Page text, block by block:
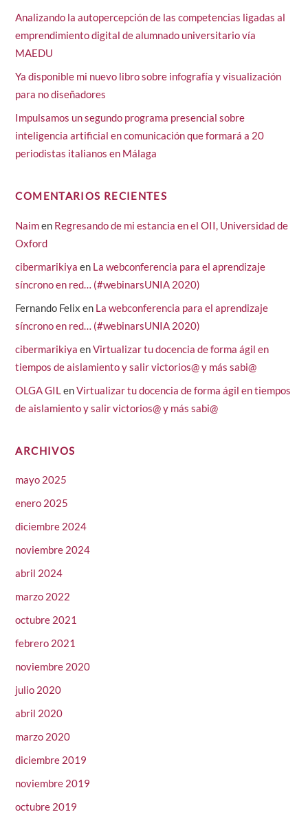
Analizando la autopercepción de las competencias ligadas al
emprendimiento digital de alumnado universitario vía
MAEDU
Ya disponible mi nuevo libro sobre infografía y visualización
para no diseñadores
Impulsamos un segundo programa presencial sobre
inteligencia artificial en comunicación que formará a 20
periodistas italianos en Málaga
COMENTARIOS RECIENTES
Naimen Regresando de mi estancia en el OII, Universidad de
Oxford
cibermarikiya en La webconferencia para el aprendizaje
síncrono en red… (#webinarsUNIA 2020)
Fernando Felix en La webconferencia para el aprendizaje
síncrono en red… (#webinarsUNIA 2020)
cibermarikiya enVirtualizar tu docencia de forma ágil en
tiempos de aislamiento y salir victorios@ y más sabi@
OLGA GIL enVirtualizar tu docencia de forma ágil en tiempos
de aislamiento y salir victorios@ y más sabi@
ARCHIVOS
mayo 2025
enero 2025
diciembre 2024
noviembre 2024
abril 2024
marzo 2022
octubre 2021
febrero 2021
noviembre 2020
julio 2020
abril 2020
marzo 2020
diciembre 2019
noviembre 2019
octubre 2019